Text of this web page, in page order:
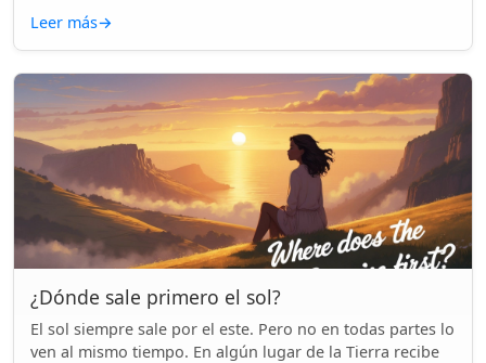
Leer más→
¿Dónde sale primero el sol?
El sol siempre sale por el este. Pero no en todas partes lo
ven al mismo tiempo. En algún lugar de la Tierra recibe